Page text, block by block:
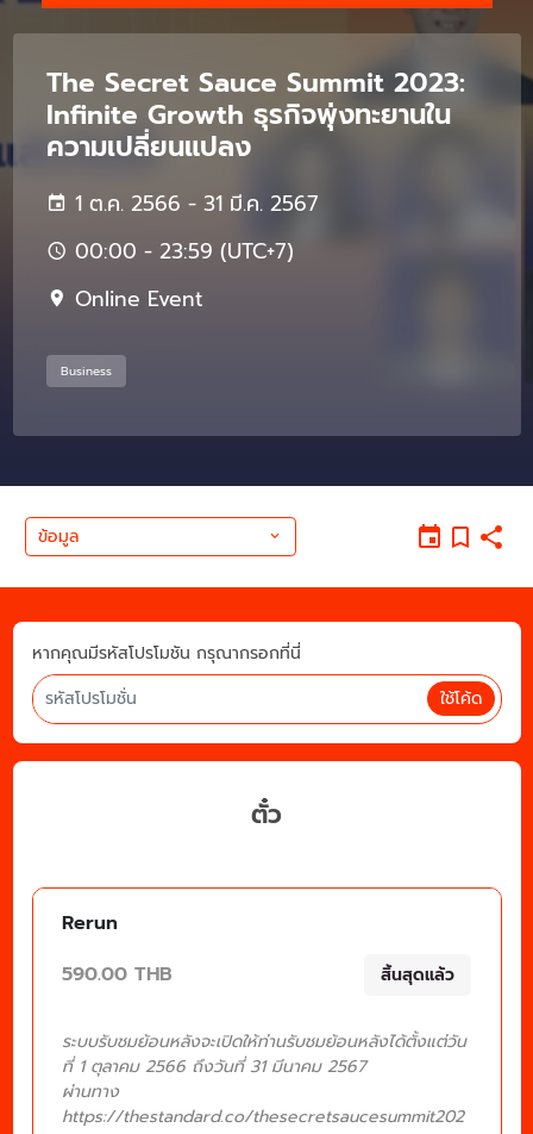
The Secret Sauce Summit 2023:
Infinite Growth ธุรกิจพุ่งทะยานใน
ความเปลี่ยนแปลง
1 ต.ค. 2566 - 31 มี.ค. 2567
00:00 - 23:59 (UTC+7)
Online Event
Business
ข้อมูล
หากคุณมีรหัสโปรโมชัน กรุณากรอกที่นี่
ใช้โค้ด
ตั๋ว
Rerun
590.00 THB
สิ้นสุดแล้ว
ระบบรับชมย้อนหลังจะเปิดให้ท่านรับชมย้อนหลังได้ตั้งแต่วัน
ที่ 1 ตุลาคม 2566 ถึงวันที่ 31 มีนาคม 2567
ผ่านทาง
https://thestandard.co/thesecretsaucesummit202